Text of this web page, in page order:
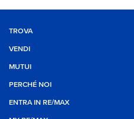
TROVA
VENDI
MUTUI
PERCHÉ NOI
ENTRA IN RE/MAX